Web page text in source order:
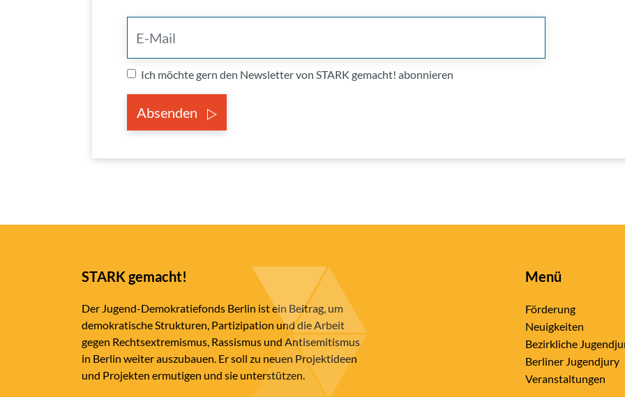
Ich möchte gern den Newsletter von STARK gemacht! abonnieren
Absenden
STARK gemacht!
Der Jugend-Demokratiefonds Berlin ist ein Beitrag, um
demokratische Strukturen, Partizipation und die Arbeit
gegen Rechtsextremismus, Rassismus und Antisemitismus
in Berlin weiter auszubauen. Er soll zu neuen Projektideen
und Projekten ermutigen und sie unterstützen.
Menü
Förderung
Neuigkeiten
Bezirkliche
Berliner Jugendjury
Veranstaltungen